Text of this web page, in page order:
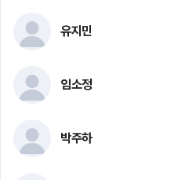
유지민
임소정
박주하